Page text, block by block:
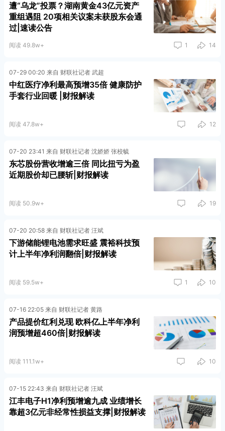
遭“乌龙”投票？湖南黄金43亿元资产
重组遇阻 20项相关议案未获股东会通
过|速读公告
阅读 49.8w+ 1 14
07-29 00:20 来自 财联社记者 武超
中红医疗净利最高预增35倍 健康防护
手套行业回暖 |财报解读
阅读 47.8w+ 12
07-20 23:41 来自 财联社记者 沈娇娇 张校毓
东芯股份营收增逾三倍 同比扭亏为盈
近期股价却已腰斩|财报解读
阅读 50.9w+ 19
07-20 20:58 来自 财联社记者 汪斌
下游储能锂电池需求旺盛 震裕科技预
计上半年净利润翻倍|财报解读
阅读 59.5w+ 1 10
07-16 22:05 来自 财联社记者 黄路
产品提价红利兑现 欧科亿上半年净利
润预增超460倍|财报解读
阅读 111.1w+ 10
07-15 22:43 来自 财联社记者 汪斌
江丰电子H1净利预增逾九成 业绩增长
靠超3亿元非经常性损益支撑|财报解读